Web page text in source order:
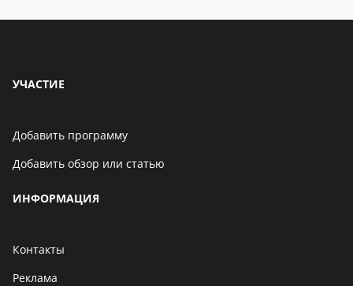
УЧАСТИЕ
Добавить программу
Добавить обзор или статью
ИНФОРМАЦИЯ
Контакты
Реклама